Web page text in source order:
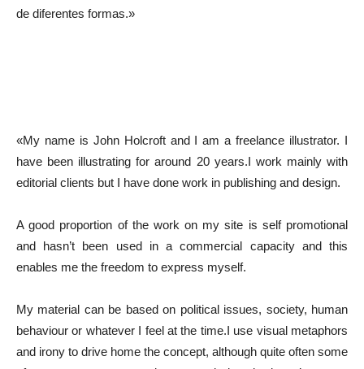
de diferentes formas.»
«My name is John Holcroft and I am a freelance illustrator. I
have been illustrating for around 20 years.I work mainly with
editorial clients but I have done work in publishing and design.
A good proportion of the work on my site is self promotional
and hasn’t been used in a commercial capacity and this
enables me the freedom to express myself.
My material can be based on political issues, society, human
behaviour or whatever I feel at the time.I use visual metaphors
and irony to drive home the concept, although quite often some